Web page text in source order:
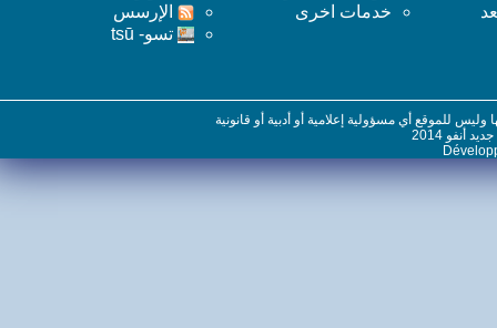
خدمات اخرى
اﻹرسس
تسو- tsū
للموقع أي مسؤولية إعلامية أو أدبية أو قانونية
2014